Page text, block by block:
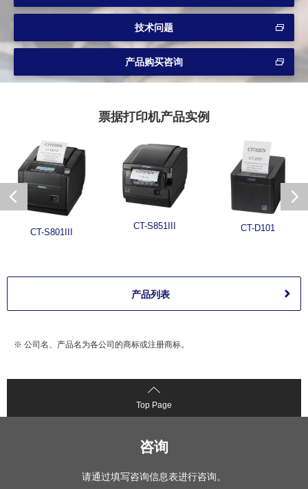
技术问题
产品购买咨询
票据打印机产品实例
CT-S801III
CT-S851III CT-D101
产品列表
※ 公司名、产品名为各公司的商标或注册商标。
Top Page
咨询
请通过填写咨询信息表进行咨询。